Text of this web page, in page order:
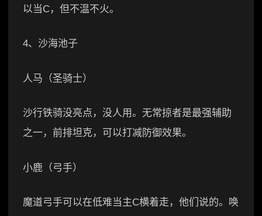
以当C，但不温不火。
4、沙海池子
人马（圣骑士）
沙行铁骑没亮点，没人用。无常掠者是最强辅助
之一，前排坦克，可以打减防御效果。
小鹿（弓手）
魔道弓手可以在低难当主C横着走，他们说的。唤